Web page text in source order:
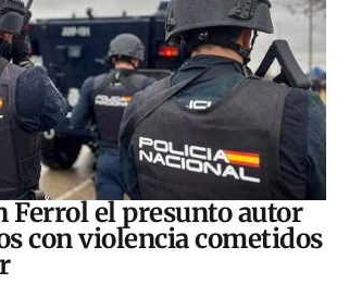
Ferrol el presunto autor
con violencia cometidos